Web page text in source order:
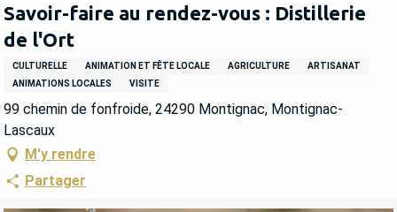
Savoir-faire au rendez-vous : Distillerie
de l'Ort
CULTURELLE ANIMATION ET FÊTE LOCALE AGRICULTURE
ARTISANAT
ANIMATIONS LOCALES
VISITE
99 chemin de fonfroide, 24290 Montignac, Montignac-
Lascaux
M'y rendre
Partager